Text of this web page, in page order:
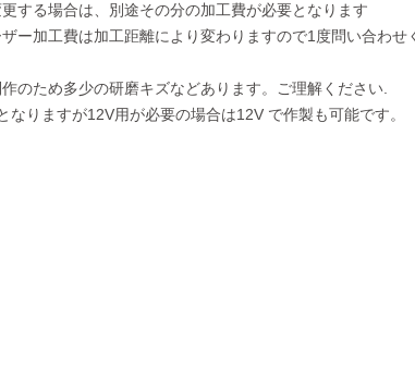
する場合は、別途その分の加工費が必要となります
ー加工費は加工距離により変わりますので1度問い合わせ
のため多少の研磨キズなどあります。ご理解ください.
なりますが12V用が必要の場合は12V で作製も可能です。